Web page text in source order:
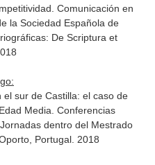
Comunicación en
la Sociedad Española de
De Scriptura et
sur de Castilla: el caso de
Media. Conferencias
dentro del Mestrado
Portugal. 2018